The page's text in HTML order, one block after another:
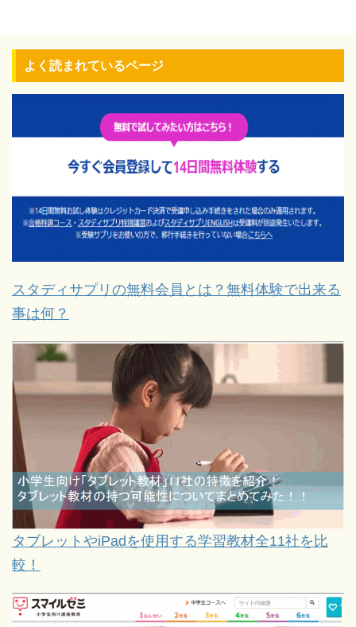
よく読まれているページ
スタディサプリの無料会員とは？無料体験で出来る
事は何？
タブレットやiPadを使用する学習教材全11社を比
較！